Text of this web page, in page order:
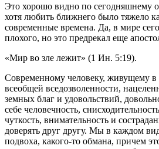
Это хорошо видно по сегодняшнему
хотя любить ближнего было тяжело
современные времена. Да, в мире
плохого, но это предрекал еще
«Мир во зле лежит» (1 Ин. 5:19).
Современному человеку, живущему в
всеобщей вседозволенности,
земных благ и удовольствий,
себе человечность,
чуткость, внимательность и
доверять друг другу. Мы в каждом
подвоха, какого-то обмана, причем